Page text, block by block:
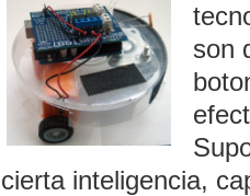
son
cierta inteligencia,